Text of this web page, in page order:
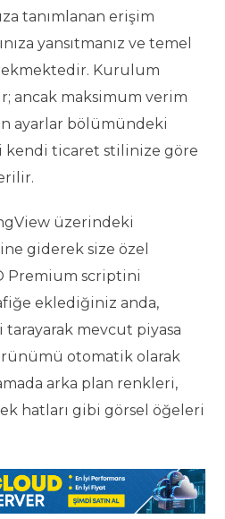
tanımlanan erişim
yansıtmanız ve temel
Kurulum
ancak maksimum verim
ayarlar bölümündeki
kendi ticaret stilinize göre
üzerindeki
giderek size özel
Premium scriptini
eklediğiniz anda,
mevcut piyasa
otomatik olarak
arka plan renkleri,
hatları gibi görsel öğeleri